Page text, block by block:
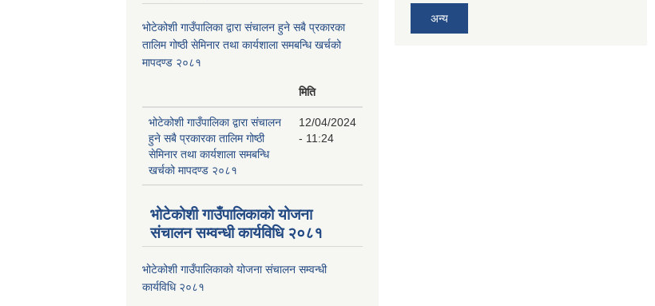
भोटेकोशी गाउँपालिका द्वारा संचालन हुने सबै प्रकारका
तालिम गोष्ठी सेमिनार तथा कार्यशाला समबन्धि खर्चको
मापदण्ड २०८१
मिति
भोटेकोशी गाउँपालिका द्वारा संचालन
हुने सबै प्रकारका तालिम गोष्ठी
सेमिनार तथा कार्यशाला समबन्धि
खर्चको मापदण्ड २०८१
12/04/2024
- 11:24
भोटेकोशी गाउँपालिकाको योजना
संचालन सम्वन्धी कार्यविधि २०८१
भोटेकोशी गाउँपालिकाको योजना संचालन सम्वन्धी
कार्यविधि २०८१
अन्य